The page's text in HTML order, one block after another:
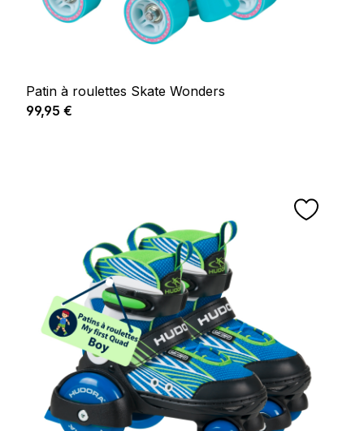
Patin à roulettes Skate Wonders
Prix régulier :
99,95 €